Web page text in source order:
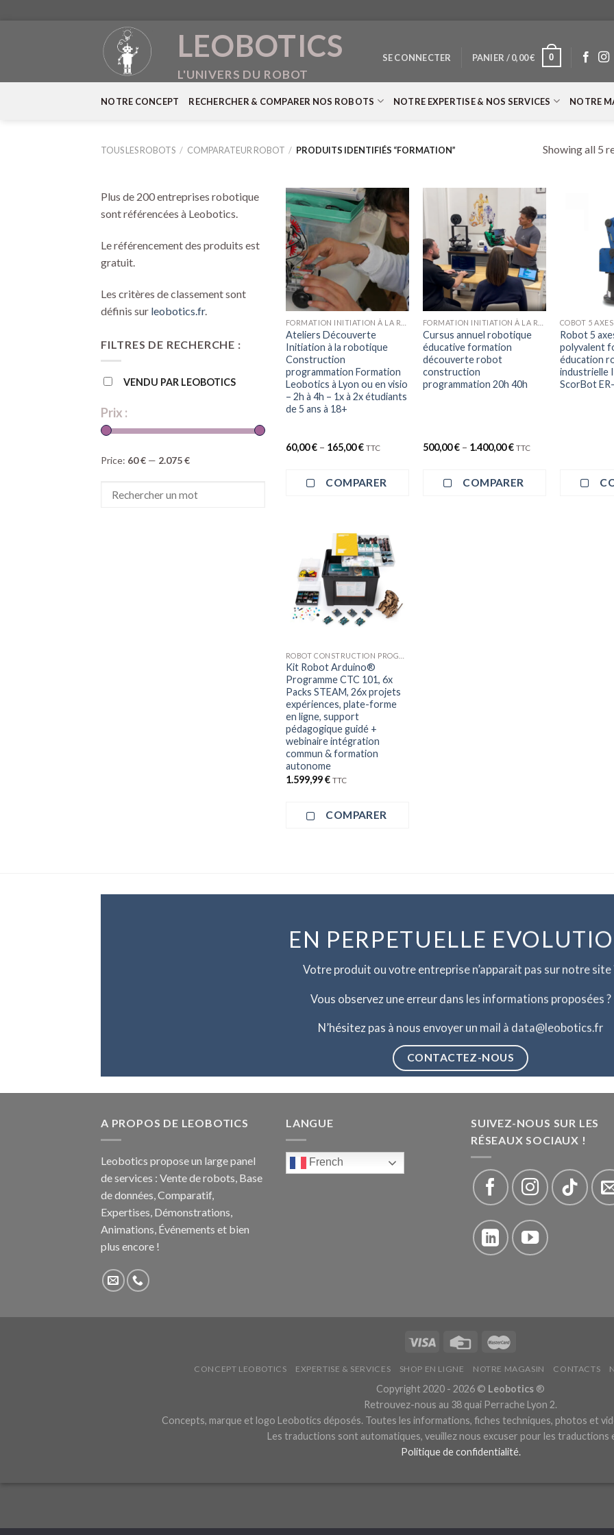
LEOBOTICS
L'UNIVERS DU ROBOT
SE CONNECTER PANIER /0,00€ 0
NOTRE CONCEPT RECHERCHER & COMPARER NOS ROBOTS NOTRE EXPERTISE & NOS SERVICES NOTRE
TOUS LES ROBOTS / COMPARATEUR ROBOT / PRODUITS IDENTIFIÉS “FORMATION” Showing all 5
Plus de 200 entreprises robotique
sont référencées à Leobotics.
Le référencement des produits est
gratuit.
Les critères de classement sont
définis sur leobotics.fr.
FILTRES DE RECHERCHE :
VENDU PAR LEOBOTICS
Prix :
Price: 60 € — 2.075 €
+
Ateliers Découverte
Initiation à la robotique
Construction
programmation Formation
Leobotics à Lyon ou en visio
– 2h à 4h – 1x à 2x étudiants
de 5 ans à 18+
60,00€– 165,00€ TTC
COMPARER
Cursus annuel robotique
éducative formation
découverte robot
construction
programmation 20h 40h
500,00€– 1.400,00€ TTC
COMPARER
COBOT 5 AXES
Robot 5
polyvalent
éducation
industrielle
ScorBot
Kit Robot Arduino®
Programme CTC 101, 6x
Packs STEAM, 26x projets
expériences, plate-forme
en ligne, support
pédagogique guidé +
webinaire intégration
commun & formation
autonome
1.599,99€ TTC
COMPARER
EN PERPETUELLE
Votre produit ou votre entreprise n’apparait pas sur notre site
Vous observez une erreur dans les informations proposées ?
N’hésitez pas à nous envoyer un mail à data@leobotics.fr
CONTACTEZ-NOUS
A PROPOS DE LEOBOTICS
Leobotics propose un large panel
de services : Vente de robots, Base
de données, Comparatif,
Expertises, Démonstrations,
Animations, Événements et bien
plus encore !
LANGUE
French
SUIVEZ-NOUS SUR LES
RÉSEAUX SOCIAUX !
CONCEPT LEOBOTICS EXPERTISE & SERVICES SHOP EN LIGNE NOTRE MAGASIN CONTACTS
Copyright 2020 - 2026 © Leobotics ®
Retrouvez-nous au 38 quai Perrache Lyon 2.
Concepts, marque et logo Leobotics déposés. Toutes les informations, fiches techniques, photos et
Les traductions sont automatiques, veuillez nous excuser pour les traductions
Politique de confidentialité.